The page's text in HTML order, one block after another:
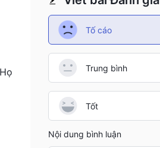
Tố cáo
Trung bình
Tốt
Nội dung bình luận